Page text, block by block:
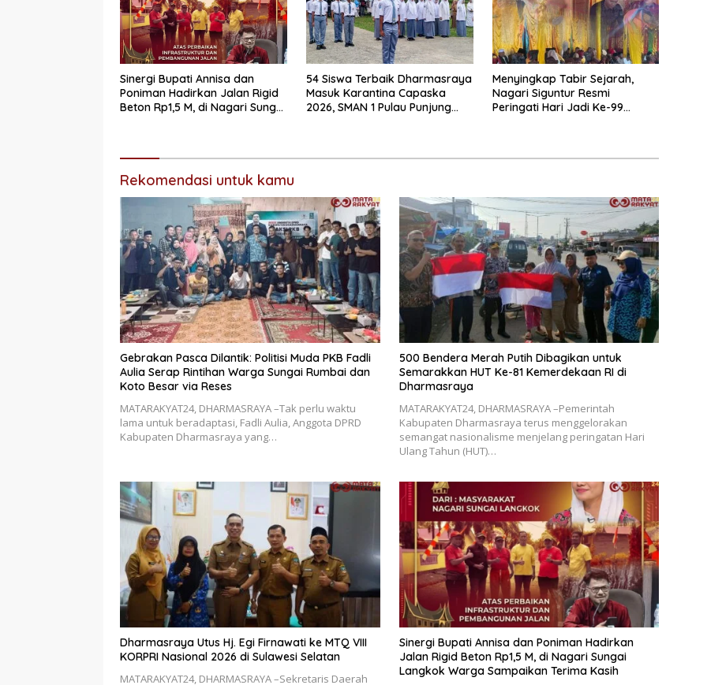
Sinergi Bupati Annisa dan
Poniman Hadirkan Jalan Rigid
Beton Rp1,5 M, di Nagari Sungai
54 Siswa Terbaik Dharmasraya
Masuk Karantina Capaska
2026, SMAN 1 Pulau Punjung
Menyingkap Tabir Sejarah,
Nagari Siguntur Resmi
Peringati Hari Jadi Ke-99
Rekomendasi untuk kamu
Gebrakan Pasca Dilantik: Politisi Muda PKB Fadli
Aulia Serap Rintihan Warga Sungai Rumbai dan
Koto Besar via Reses
MATARAKYAT24, DHARMASRAYA –Tak perlu waktu
lama untuk beradaptasi, Fadli Aulia, Anggota DPRD
Kabupaten Dharmasraya yang…
500 Bendera Merah Putih Dibagikan untuk
Semarakkan HUT Ke-81 Kemerdekaan RI di
Dharmasraya
MATARAKYAT24, DHARMASRAYA –Pemerintah
Kabupaten Dharmasraya terus menggelorakan
semangat nasionalisme menjelang peringatan Hari
Ulang Tahun (HUT)…
Dharmasraya Utus Hj. Egi Firnawati ke MTQ VIII
KORPRI Nasional 2026 di Sulawesi Selatan
MATARAKYAT24, DHARMASRAYA –Sekretaris Daerah
Sinergi Bupati Annisa dan Poniman Hadirkan
Jalan Rigid Beton Rp1,5 M, di Nagari Sungai
Langkok Warga Sampaikan Terima Kasih